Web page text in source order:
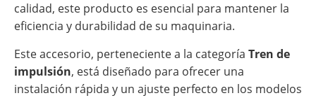
calidad, este producto es esencial para mantener la
eficiencia y durabilidad de su maquinaria.
Este accesorio, perteneciente a la categoría Tren de
impulsión, está diseñado para ofrecer una
instalación rápida y un ajuste perfecto en los modelos